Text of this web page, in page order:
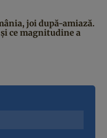
joi după-amiază.
ce magnitudine a